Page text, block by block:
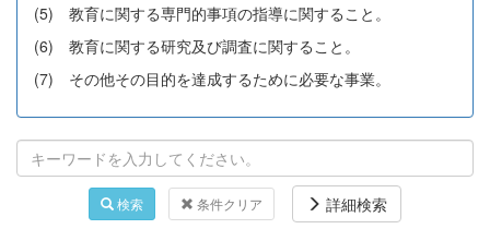
(5) 教育に関する専門的事項の指導に関すること。
(6) 教育に関する研究及び調査に関すること。
(7) その他その目的を達成するために必要な事業。
検索 条件クリア 詳細検索